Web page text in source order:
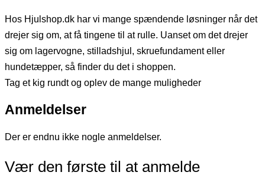
Hos Hjulshop.dk har vi mange spændende løsninger når det
drejer sig om, at få tingene til at rulle. Uanset om det drejer
sig om lagervogne, stilladshjul, skruefundament eller
hundetæpper, så finder du det i shoppen.
Tag et kig rundt og oplev de mange muligheder
Anmeldelser
Der er endnu ikke nogle anmeldelser.
Vær den første til at anmelde